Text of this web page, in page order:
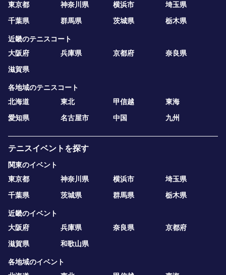
東京都
神奈川県 横浜市
埼玉県
千葉県
群馬県 茨城県 栃木県
近畿のテニスコート
大阪府
兵庫県 京都府
奈良県
滋賀県
各地域のテニスコート
北海道
東北 甲信越
東海
愛知県
名古屋市 中国 九州
テニスイベントを探す
関東のイベント
東京都
神奈川県 横浜市
埼玉県
千葉県
茨城県 群馬県 栃木県
近畿のイベント
大阪府
兵庫県 奈良県
京都府
滋賀県
和歌山県
各地域のイベント